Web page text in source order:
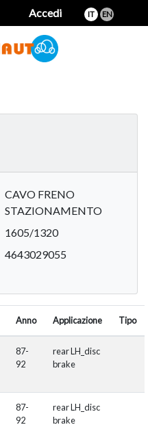
Accedi IT EN
CAVO FRENO
STAZIONAMENTO
1605/1320
4643029055
Anno Applicazione Tipo
87-
92
rear LH_disc
brake
87-
92
rear LH_disc
brake